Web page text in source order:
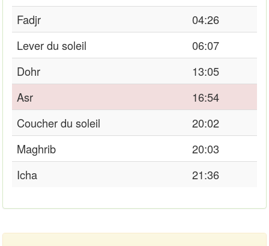
Fadjr
04:26
Lever du soleil
06:07
Dohr
13:05
Asr
16:54
Coucher du soleil
20:02
Maghrib
20:03
Icha
21:36